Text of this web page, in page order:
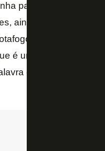
para meu irmão
ainda mais comigo
Disse na
é um clube que vem
é gratidão –